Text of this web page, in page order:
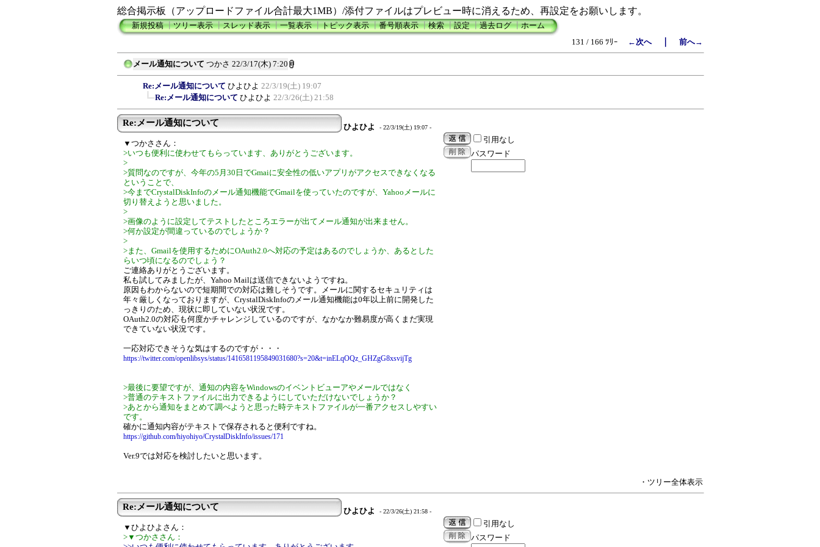
総合掲示板（アップロードファイル合計最大1MB）/添付ファイルはプレビュー時に消えるため、再設定をお願いします。
新規投稿┃ツリー表示┃スレッド表示┃一覧表示┃トピック表示┃番号順表示┃検索┃設定┃過去ログ┃ホーム
131 / 166 ﾂﾘｰ
←次へ｜ 前へ→
メール通知について つかさ 22/3/17(木) 7:20
Re:メール通知について ひよひよ 22/3/19(土) 19:07
Re:メール通知について ひよひよ 22/3/26(土) 21:58
Re:メール通知について ひよひよ - 22/3/19(土) 19:07 -
▼つかささん：
>いつも便利に使わせてもらっています、ありがとうございます。
>
>質問なのですが、今年の5月30日でGmaiに安全性の低いアプリがアクセスできなくなる
ということで、
>今までCrystalDiskInfoのメール通知機能でGmailを使っていたのですが、Yahooメールに
切り替えようと思いました。
>
>画像のように設定してテストしたところエラーが出てメール通知が出来ません。
>何か設定が間違っているのでしょうか？
>
>また、Gmailを使用するためにOAuth2.0へ対応の予定はあるのでしょうか、あるとした
らいつ頃になるのでしょう？
ご連絡ありがとうございます。
私も試してみましたが、Yahoo Mailは送信できないようですね。
原因もわからないので短期間での対応は難しそうです。メールに関するセキュリティは
年々厳しくなっておりますが、CrystalDiskInfoのメール通知機能は0年以上前に開発した
っきりのため、現状に即していない状況です。
OAuth2.0の対応も何度かチャレンジしているのですが、なかなか難易度が高くまだ実現
できていない状況です。
一応対応できそうな気はするのですが・・・
https://twitter.com/openlibsys/status/1416581195849031680?s=20&t=inELqOQz_GHZgG8xsvijTg
>最後に要望ですが、通知の内容をWindowsのイベントビューアやメールではなく
>普通のテキストファイルに出力できるようにしていただけないでしょうか？
>あとから通知をまとめて調べようと思った時テキストファイルが一番アクセスしやすい
です。
確かに通知内容がテキストで保存されると便利ですね。
https://github.com/hiyohiyo/CrystalDiskInfo/issues/171
Ver.9では対応を検討したいと思います。
引用なし
パスワード
・ツリー全体表示
Re:メール通知について ひよひよ - 22/3/26(土) 21:58 -
▼ひよひよさん：
>▼つかささん：
引用なし
パスワード